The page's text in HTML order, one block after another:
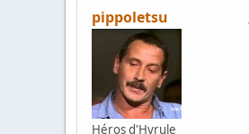
pippoletsu
Héros d'Hyrule